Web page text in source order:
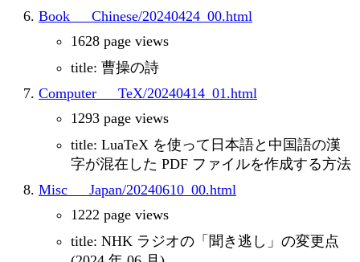
Book___Chinese/20240424_00.html
1628 page views
title: 曹操の詩
Computer___TeX/20240414_01.html
1293 page views
title: LuaTeX を使って日本語と中国語の漢
字が混在した PDF ファイルを作成する方法
Misc___Japan/20240610_00.html
1222 page views
title: NHK ラジオの「聞き逃し」の変更点